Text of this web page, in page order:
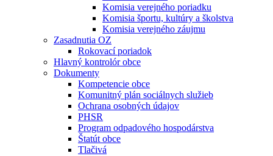
Komisia verejného poriadku
Komisia športu, kultúry a školstva
Komisia verejného záujmu
Zasadnutia OZ
Rokovací poriadok
Hlavný kontrolór obce
Dokumenty
Kompetencie obce
Komunitný plán sociálnych služieb
Ochrana osobných údajov
PHSR
Program odpadového hospodárstva
Štatút obce
Tlačivá